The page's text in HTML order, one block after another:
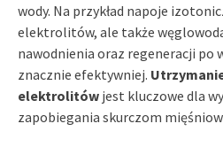
wody. Na przykład napoje
elektrolitów, ale także
nawodnienia oraz regeneracji po
znacznie efektywniej.
elektrolitów jest kluczowe dla
zapobiegania skurczom